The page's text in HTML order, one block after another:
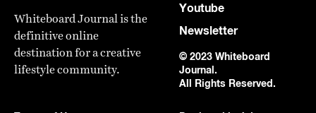
Whiteboard Journal is the
definitive online
destination for a creative
lifestyle community.
Youtube
Newsletter
© 2023 Whiteboard
Journal.
All Rights Reserved.